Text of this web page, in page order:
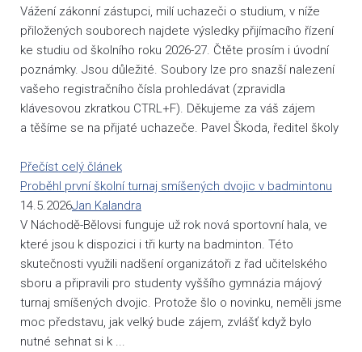
Vážení zákonní zástupci, milí uchazeči o studium, v níže
přiložených souborech najdete výsledky přijímacího řízení
ke studiu od školního roku 2026-27. Čtěte prosím i úvodní
poznámky. Jsou důležité. Soubory lze pro snazší nalezení
vašeho registračního čísla prohledávat (zpravidla
klávesovou zkratkou CTRL+F). Děkujeme za váš zájem
a těšíme se na přijaté uchazeče. Pavel Škoda, ředitel školy
Přečíst celý článek
Proběhl první školní turnaj smíšených dvojic v badmintonu
14.5.2026Jan Kalandra
V Náchodě-Bělovsi funguje už rok nová sportovní hala, ve
které jsou k dispozici i tři kurty na badminton. Této
skutečnosti využili nadšení organizátoři z řad učitelského
sboru a připravili pro studenty vyššího gymnázia májový
turnaj smíšených dvojic. Protože šlo o novinku, neměli jsme
moc představu, jak velký bude zájem, zvlášť když bylo
nutné sehnat si k ...